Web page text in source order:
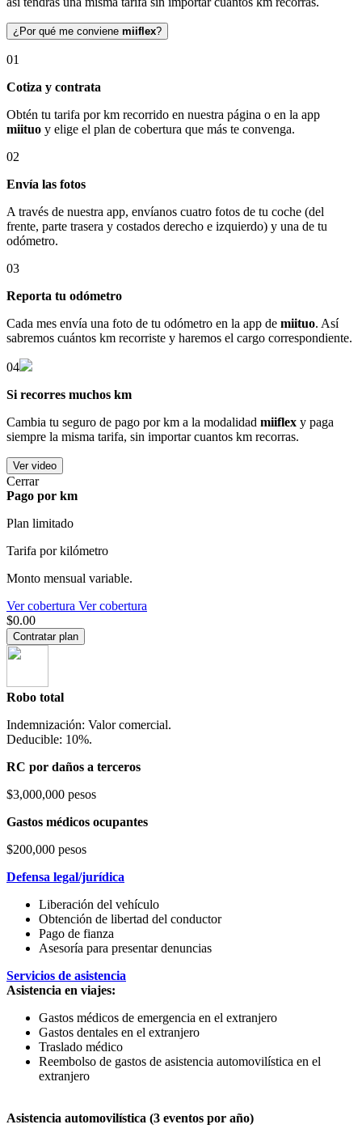
¿Por qué me conviene miiflex?
01
Cotiza y contrata
Obtén tu tarifa por km recorrido en nuestra página o en la app
miituo y elige el plan de cobertura que más te convenga.
02
Envía las fotos
A través de nuestra app, envíanos cuatro fotos de tu coche (del
frente, parte trasera y costados derecho e izquierdo) y una de tu
odómetro.
03
Reporta tu odómetro
Cada mes envía una foto de tu odómetro en la app de miituo. Así
sabremos cuántos km recorriste y haremos el cargo correspondiente.
04
Si recorres muchos km
Cambia tu seguro de pago por km a la modalidad miiflex y paga
siempre la misma tarifa, sin importar cuantos km recorras.
Ver video
Cerrar
Pago por km
Plan limitado
Tarifa por kilómetro
Monto mensual variable.
Ver cobertura Ver cobertura
$0.00
Contratar plan
Robo total
Indemnización: Valor comercial.
Deducible: 10%.
RC por daños a terceros
$3,000,000 pesos
Gastos médicos ocupantes
$200,000 pesos
Defensa legal/jurídica
Liberación del vehículo
Obtención de libertad del conductor
Pago de fianza
Asesoría para presentar denuncias
Servicios de asistencia
Asistencia en viajes:
Gastos médicos de emergencia en el extranjero
Gastos dentales en el extranjero
Traslado médico
Reembolso de gastos de asistencia automovilística en el
extranjero
Asistencia automovilística (3 eventos por año)